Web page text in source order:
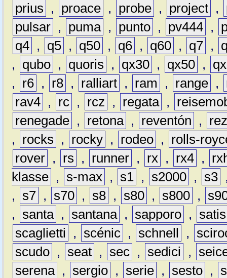
prius
, proace , probe , project ,
pulsar , puma , punto , pv444 ,
q4 , q5 , q50 , q6 , q60 , q7 ,
,
qubo , quoris , qx30 , qx50 ,
,
r6 , r8 , ralliart , ram , range ,
rav4 , rc , rcz , regata ,
renegade , retona , reventón ,
,
rocks , rocky , rodeo ,
rolls-
rover , rs , runner , rx , rx4 ,
klasse , s-max , s1 , s2000 , s3
,
s7 , s70 , s8 , s80 , s800 ,
,
santa , santana , sapporo ,
satis
scaglietti
, scénic , schnell ,
scudo , seat , sec , sedici ,
serena , sergio , serie , sesto ,